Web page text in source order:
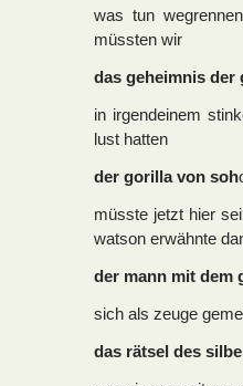
was tun
müssten wir
das geheimnis der
in irgendeinem
lust hatten
der gorilla von soh
müsste jetzt hier
watson erwähnte
der mann mit dem
sich als zeuge
das rätsel des